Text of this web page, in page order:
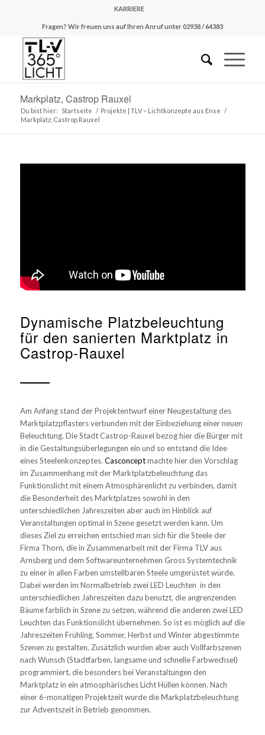
KARRIERE
Fragen? Wir freuen uns auf Ihren Anruf unter 02938 / 64383
Markplatz, Castrop Rauxel
Du bist hier: Startseite / Projekte | TLV – Lichtkonzepte aus Ense /
Markplatz, Castrop Rauxel
Dynamische Platzbeleuchtung
für den sanierten Marktplatz in
Castrop-Rauxel
Am Anfang stand der Projektentwurf einer Neugestaltung des
Marktplatzpflasters verbunden mit der Einbeziehung einer neuen
Beleuchtung. Die Stadt Castrop-Rauxel bezog hier die Bürger mit
in die Gestaltungsüberlegungen ein und so entstand die Idee
eines Steelenkonzeptes. Casconceptmachte hier den Vorschlag
im Zusammenhang mit der Marktplatzbeleuchtung das
Funktionslicht mit einem Atmosphärenlicht zu verbinden, damit
die Besonderheit des Marktplatzes sowohl in den
unterschiedlichen Jahreszeiten aber auch im Hinblick auf
Veranstaltungen optimal in Szene gesetzt werden kann. Um
dieses Ziel zu erreichen entschied man sich für die Steele der
Firma Thorn, die in Zusammenarbeit mit der Firma TLV aus
Arnsberg und dem Softwareunternehmen Gross Systemtechnik
zu einer in allen Farben umstellbaren Steele umgerüstet würde.
Dabei werden im Normalbetrieb zwei LED Leuchten in den
unterschiedlichen Jahreszeiten dazu benutzt, die angrenzenden
Bäume farblich in Szene zu setzen, während die anderen zwei LED
Leuchten das Funktionslicht übernehmen. So ist es möglich auf die
Jahreszeiten Frühling, Sommer, Herbst und Winter abgestimmte
Szenen zu gestalten. Zusätzlich wurden aber auch Vollfarbszenen
nach Wunsch (Stadtfarben, langsame und schnelle Farbwechsel)
programmiert, die besonders bei Veranstaltungen den
Marktplatz in ein atmosphärisches Licht Hüllen können. Nach
einer 6-monatigen Projektzeit wurde die Markplatzbeleuchtung
zur Adventszeit in Betrieb genommen.